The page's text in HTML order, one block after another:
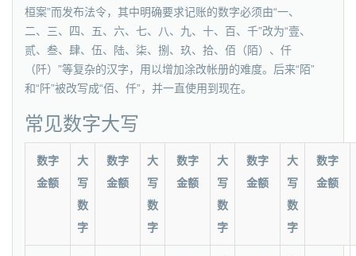
桓案”而发布法令，其中明确要求记账的数字必须由“一、
二、三、四、五、六、七、八、九、十、百、千”改为“壹、
贰、叁、肆、伍、陆、柒、捌、玖、拾、佰（陌）、仟
（阡）”等复杂的汉字，用以增加涂改帐册的难度。后来“陌”
和“阡”被改写成“佰、仟”，并一直使用到现在。
常见数字大写
数字
金额
大
写
数
字
数字
金额
大
写
数
字
数字
金额
大
写
数
字
数字
金额
大
写
数
字
数字
金额